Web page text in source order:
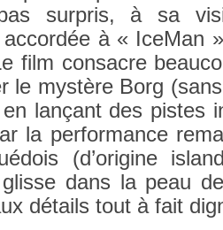
sur­pris, à sa
ac­cordée à « IceMan
film con­sac­re
le mystère Borg
lançant des pis­tes
la per­for­mance
(d’origine
dans la peau
détails tout à fait